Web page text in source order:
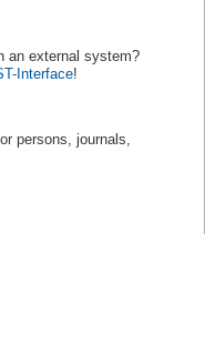
an external system?
Interface!
persons, journals,